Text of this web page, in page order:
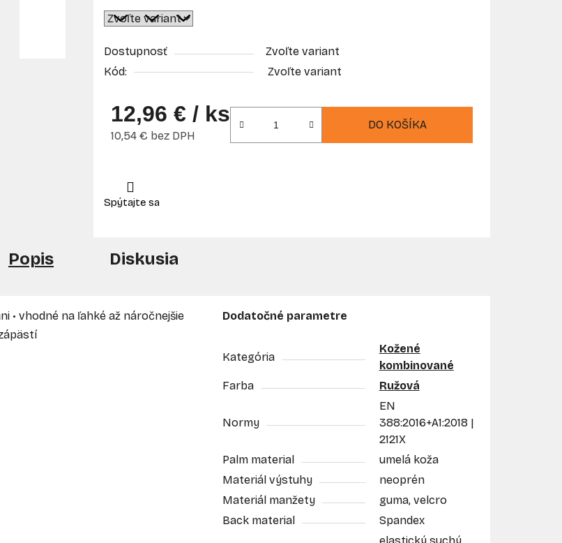
Dostupnosť
Zvoľte variant
Kód:
Zvoľte variant
12,96 € / ks
10,54 € bez DPH
DO KOŠÍKA
Popis Diskusia
• vhodné na ľahké až náročnejšie
Dodatočné parametre
Kategória
Kožené
kombinované
Farba
Ružová
Normy
EN
388:2016+A1:2018 |
2121X
Palm material
umelá koža
Materiál výstuhy
neoprén
Materiál manžety
guma, velcro
Back material
Spandex